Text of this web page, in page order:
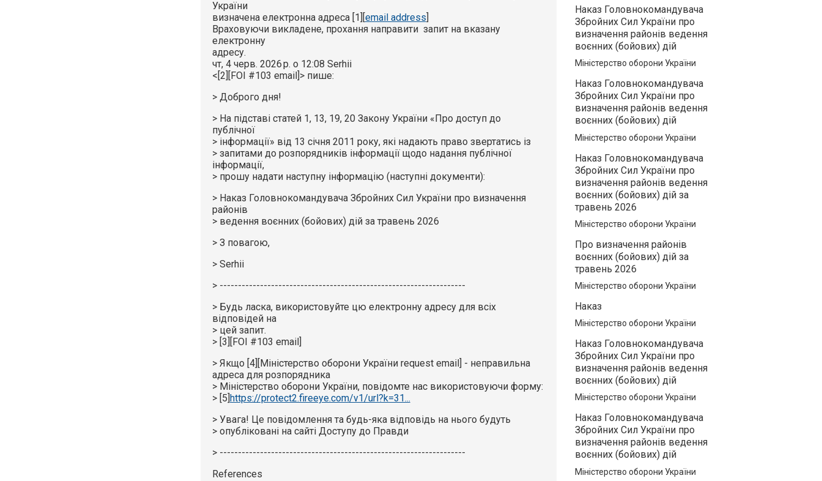
України
визначена електронна адреса [1][email address]
Враховуючи викладене, прохання направити запит на вказану
електронну
адресу.
чт, 4 черв. 2026 р. о 12:08 Serhii
<[2][FOI #103 email]> пише:
> Доброго дня!
> На підставі статей 1, 13, 19, 20 Закону України «Про доступ до
публічної
> інформації» від 13 січня 2011 року, які надають право звертатись із
> запитами до розпорядників інформації щодо надання публічної
інформації,
> прошу надати наступну інформацію (наступні документи):
> Наказ Головнокомандувача Збройних Сил України про визначення
районів
> ведення воєнних (бойових) дій за травень 2026
> З повагою,
> Serhii
> -------------------------------------------------------------------
> Будь ласка, використовуйте цю електронну адресу для всіх
відповідей на
> цей запит.
> [3][FOI #103 email]
> Якщо [4][Міністерство оборони України request email] - неправильна
адреса для розпорядника
> Міністерство оборони України, повідомте нас використовуючи форму:
> [5]https://protect2.fireeye.com/v1/url?k=31...
> Увага! Це повідомлення та будь-яка відповідь на нього будуть
> опубліковані на сайті Доступу до Правди
> -------------------------------------------------------------------
References
Наказ Головнокомандувача
Збройних Сил України про
визначення районів ведення
воєнних (бойових) дій
Міністерство оборони України
Наказ Головнокомандувача
Збройних Сил України про
визначення районів ведення
воєнних (бойових) дій
Міністерство оборони України
Наказ Головнокомандувача
Збройних Сил України про
визначення районів ведення
воєнних (бойових) дій за
травень 2026
Міністерство оборони України
Про визначення районів
воєнних (бойових) дій за
травень 2026
Міністерство оборони України
Наказ
Міністерство оборони України
Наказ Головнокомандувача
Збройних Сил України про
визначення районів ведення
воєнних (бойових) дій
Міністерство оборони України
Наказ Головнокомандувача
Збройних Сил України про
визначення районів ведення
воєнних (бойових) дій
Міністерство оборони України